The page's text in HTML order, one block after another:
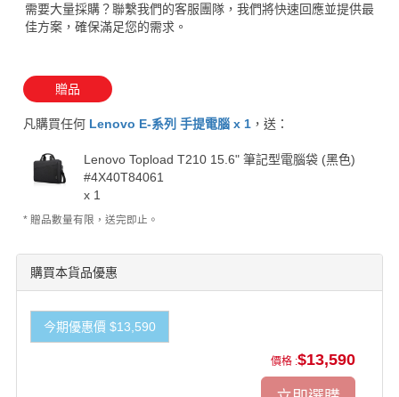
需要大量採購？聯繫我們的客服團隊，我們將快速回應並提供最
佳方案，確保滿足您的需求。
贈品
凡購買任何 Lenovo E-系列 手提電腦 x 1 ，送：
Lenovo Topload T210 15.6" 筆記型電腦袋 (黑色)
#4X40T84061
x 1
* 贈品數量有限，送完即止。
購買本貨品優惠
今期優惠價 $13,590
價格 :$13,590